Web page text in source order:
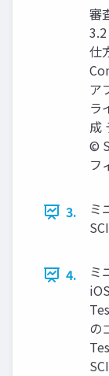
審
仕
ア
ラ
成
©
フ
3.
ミ
4.
ミ
の